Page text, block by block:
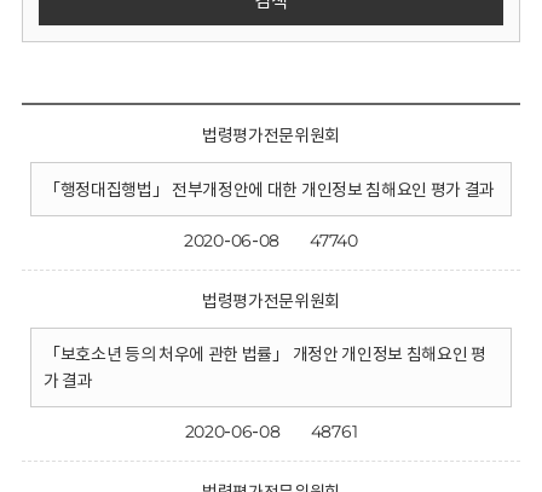
법령평가전문위원회
「행정대집행법」 전부개정안에 대한 개인정보 침해요인 평가 결과
2020-06-08 47740
법령평가전문위원회
「보호소년 등의 처우에 관한 법률」 개정안 개인정보 침해요인 평
가 결과
2020-06-08 48761